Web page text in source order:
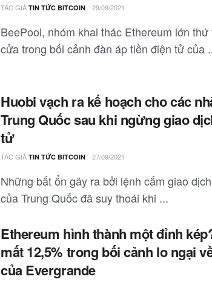
TÁC GIẢ TIN TỨC BITCOIN 29/09/2021
BeePool, nhóm khai thác Ethereum lớn
cửa trong bối cảnh đàn áp tiền điện tử của
Huobi vạch ra kế hoạch cho các
Trung Quốc sau khi ngừng giao
tử
TÁC GIẢ TIN TỨC BITCOIN 27/09/2021
Những bất ổn gây ra bởi lệnh cấm giao
của Trung Quốc đã suy thoái khi ...
Ethereum hình thành một đỉnh
mất 12,5% trong bối cảnh lo ngại
của Evergrande